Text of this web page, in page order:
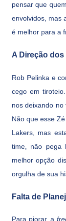
pensar que
envolvidos, mas
é melhor para a
A Direção
Rob Pelinka e
cego em
nos deixando no
Não que esse
Lakers, mas
time, não pega
melhor opção
orgulha de sua
Falta de
Para piorar, a